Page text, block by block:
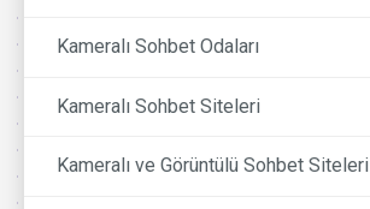
Kameralı Sohbet Odaları
Kameralı Sohbet Siteleri
Kameralı ve Görüntülü Sohbet Siteleri